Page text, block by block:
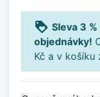
loyalty Sleva 3
objednávky!
Kč a v košíku